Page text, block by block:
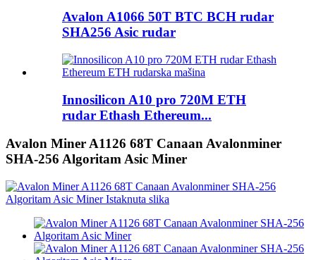
Avalon A1066 50T BTC BCH rudar
SHA256 Asic rudar
Innosilicon A10 pro 720M ETH
rudar Ethash Ethereum...
Avalon Miner A1126 68T Canaan Avalonminer
SHA-256 Algoritam Asic Miner